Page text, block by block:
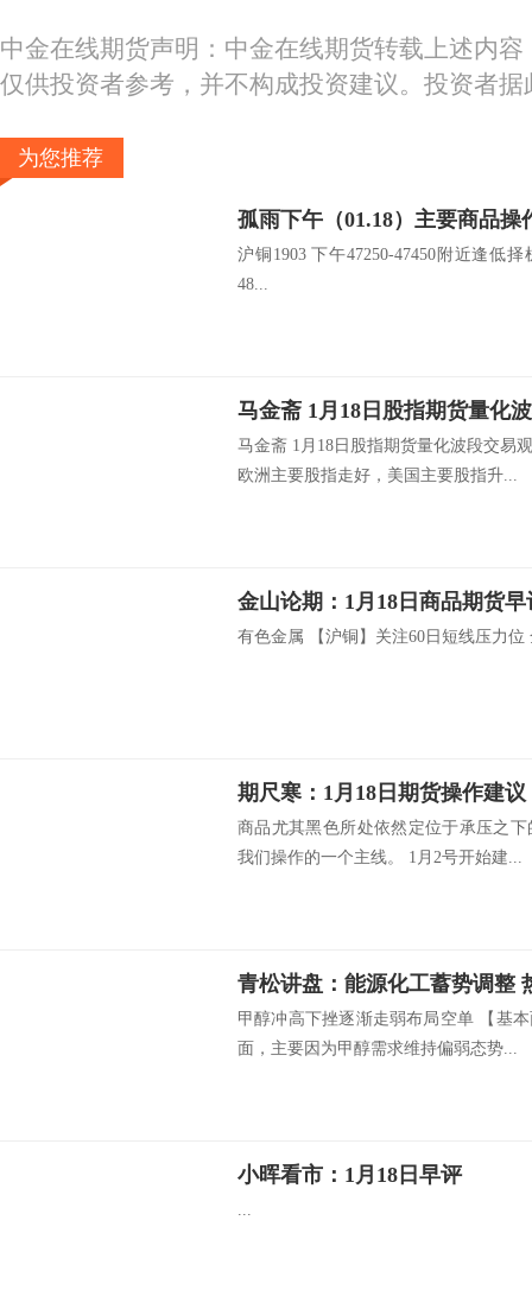
中金在线期货声明：中金在线期货转载上述内
仅供投资者参考，并不构成投资建议。投资者
为您推荐
孤雨下午（01.18）主要商品操
沪铜1903 下午47250-47450附近逢低
48...
马金斋 1月18日股指期货量
马金斋 1月18日股指期货量化波段交易
欧洲主要股指走好，美国主要股指升...
金山论期：1月18日商品期货早
有色金属 【沪铜】关注60日短线压力位
期尺寒：1月18日期货操作建议
商品尤其黑色所处依然定位于承压之
我们操作的一个主线。 1月2号开始建...
青松讲盘：能源化工蓄势调整
甲醇冲高下挫逐渐走弱布局空单 【基
面，主要因为甲醇需求维持偏弱态势...
小晖看市：1月18日早评
...